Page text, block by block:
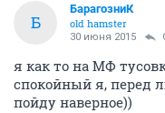
Б
БарагозниК
old hamster
30 июня 2015
я как то на МФ
спокойный я, перед
пойду наверное))